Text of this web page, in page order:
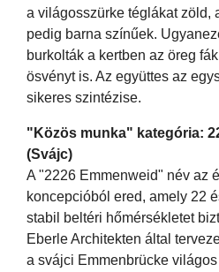
a világosszürke téglákat zöld,
pedig barna színűek.
burkolták a kertben az öreg
ösvényt is. Az együttes az
sikeres szintézise.
"Közös munka" kategória:
(Svájc)
A "2226 Emmenweid" név az
koncepcióból ered, amely 22
stabil beltéri hőmérsékletet
Eberle Architekten által
a svájci Emmenbrücke